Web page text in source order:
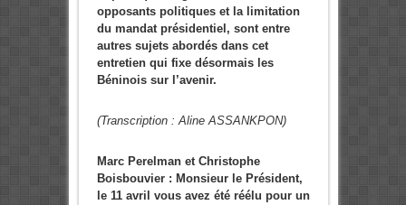
opposants politiques et la limitation
du mandat présidentiel, sont entre
autres sujets abordés dans cet
entretien qui fixe désormais les
Béninois sur l’avenir.
(Transcription : Aline ASSANKPON)
Marc Perelman et Christophe
Boisbouvier : Monsieur le Président,
le 11 avril vous avez été réélu pour un